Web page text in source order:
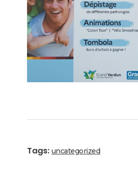
Tags: uncategorized